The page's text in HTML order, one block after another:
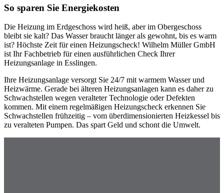
So sparen Sie Energiekosten
Die Heizung im Erdgeschoss wird heiß, aber im Obergeschoss
bleibt sie kalt? Das Wasser braucht länger als gewohnt, bis es warm
ist? Höchste Zeit für einen Heizungscheck! Wilhelm Müller GmbH
ist Ihr Fachbetrieb für einen ausführlichen Check Ihrer
Heizungsanlage in Esslingen.
Ihre Heizungsanlage versorgt Sie 24/7 mit warmem Wasser und
Heizwärme. Gerade bei älteren Heizungsanlagen kann es daher zu
Schwachstellen wegen veralteter Technologie oder Defekten
kommen. Mit einem regelmäßigen Heizungscheck erkennen Sie
Schwachstellen frühzeitig – vom überdimensionierten Heizkessel bis
zu veralteten Pumpen. Das spart Geld und schont die Umwelt.